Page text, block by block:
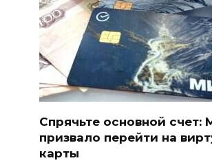
Спрячьте основной счет:
призвало перейти на
карты